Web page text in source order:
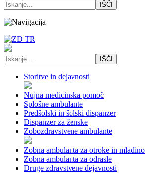
Storitve in dejavnosti
Nujna medicinska pomoč
Splošne ambulante
Predšolski in šolski dispanzer
Dispanzer za ženske
Zobozdravstvene ambulante
Zobna ambulanta za otroke in mladino
Zobna ambulanta za odrasle
Druge zdravstvene dejavnosti